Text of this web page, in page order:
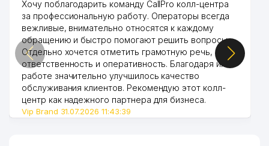
Хочу поблагодарить команду CallPro колл-центра
за профессиональную работу. Операторы всегда
вежливые, внимательно относятся к каждому
обращению и быстро помогают решить вопросы.
Отдельно хочется отметить грамотную речь,
ответственность и оперативность. Благодаря их
работе значительно улучшилось качество
обслуживания клиентов. Рекомендую этот колл-
центр как надежного партнера для бизнеса.
Vip Brand 31.07.2026 11:43:39